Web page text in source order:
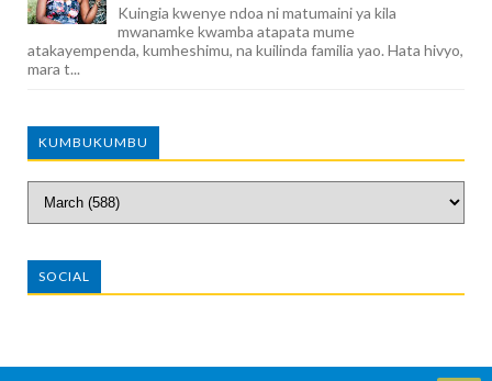
Kuingia kwenye ndoa ni matumaini ya kila
mwanamke kwamba atapata mume
atakayempenda, kumheshimu, na kuilinda familia yao. Hata hivyo,
mara t...
KUMBUKUMBU
SOCIAL